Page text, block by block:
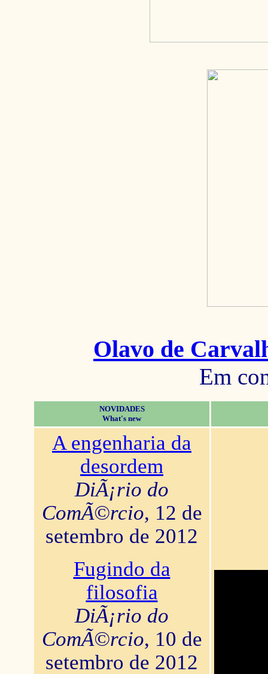
Olavo de
Em
NOVIDADES
What's new
A engenharia da
desordem
DiÃ¡rio do
ComÃ©rcio, 12 de
setembro de 2012
Fugindo da
filosofia
DiÃ¡rio do
ComÃ©rcio, 10 de
setembro de 2012